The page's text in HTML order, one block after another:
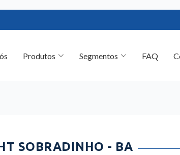
SOBRADINHO - BA